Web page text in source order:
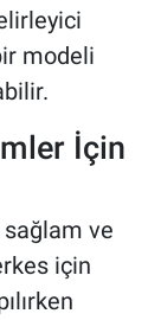
modeli
İçin
sağlam ve
için